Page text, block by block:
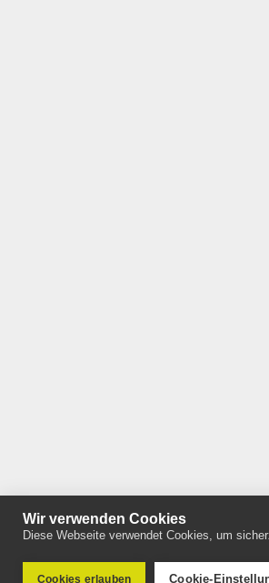
Wir verwenden Cookies
Diese Webseite verwendet Cookies, um
Cookies erlauben Cookie-